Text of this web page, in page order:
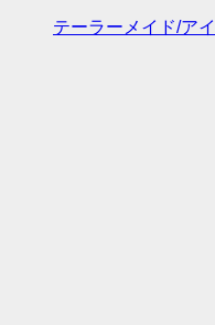
テーラーメイド/ア